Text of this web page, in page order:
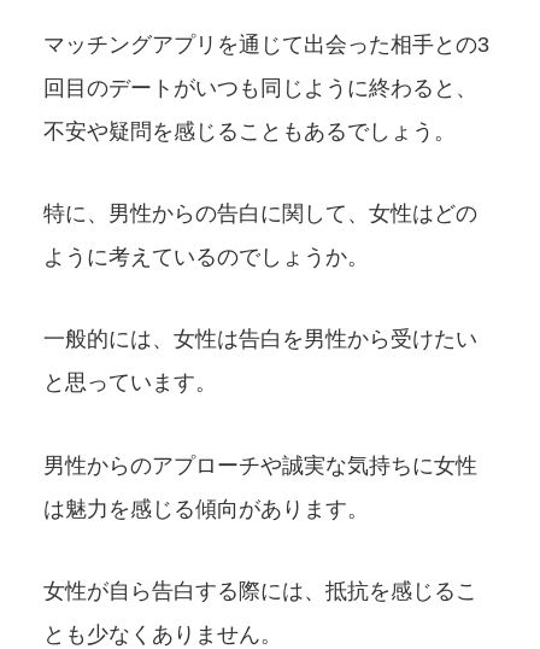
マッチングアプリを通じて出会った相手との3
回目のデートがいつも同じように終わると、
不安や疑問を感じることもあるでしょう。
特に、男性からの告白に関して、女性はどの
ように考えているのでしょうか。
一般的には、女性は告白を男性から受けたい
と思っています。
男性からのアプローチや誠実な気持ちに女性
は魅力を感じる傾向があります。
女性が自ら告白する際には、抵抗を感じるこ
とも少なくありません。